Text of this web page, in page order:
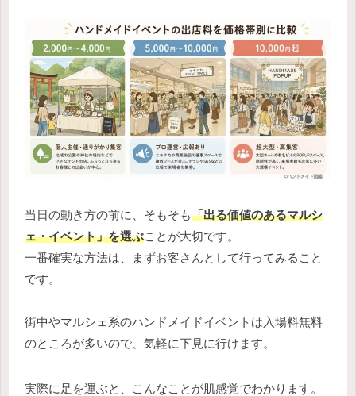
当日の動き方の前に、そもそも「出る価値のあるマルシ
ェ・イベント」を選ぶことが大切です。
一番確実な方法は、まずお客さんとして行ってみること
です。
街中やマルシェ系のハンドメイドイベントは入場料無料
のところが多いので、気軽に下見に行けます。
実際に足を運ぶと、こんなことが肌感覚でわかります。